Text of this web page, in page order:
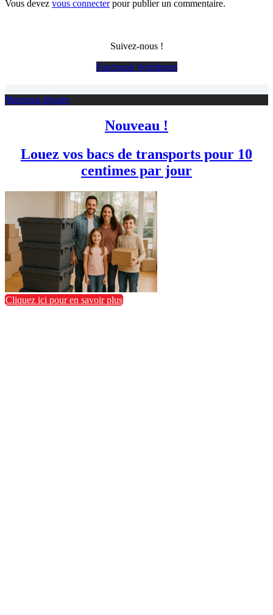
Vous devez vous connecterpour publier un commentaire.
Suivez-nous !
Facebook Wordpress
Mentions légales
Nouveau !
Louez vos bacs de transports pour 10
centimes par jour
Cliquez ici pour en savoir plus